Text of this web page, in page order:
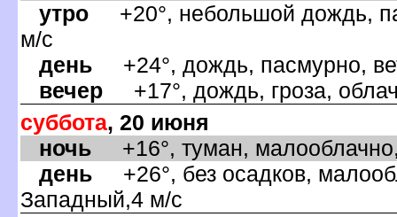
утро +20°, небольшой дождь,
м/с
день +24°, дождь, пасмурно,
ечер +17°, дождь, гроза,
суббота, 20 июня
ночь +16°, туман,
день +26°, без осадков,
Западный,4 м/с